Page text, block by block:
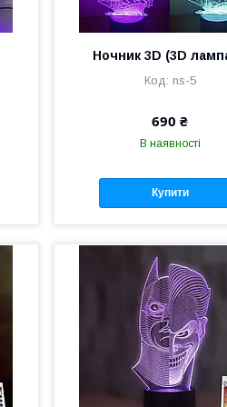
Ночник 3D (3D
ns-5
690 ₴
В наявності
Купити